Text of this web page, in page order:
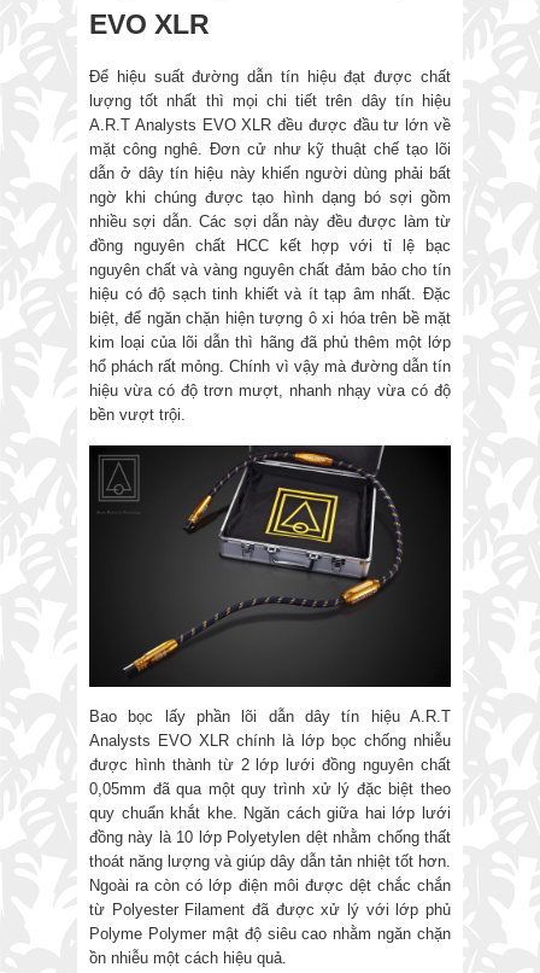
EVO XLR
Để hiệu suất đường dẫn tín hiệu đạt được chất
lượng tốt nhất thì mọi chi tiết trên dây tín hiệu
A.R.T Analysts EVO XLR đều được đầu tư lớn về
mặt công nghê. Đơn cử như kỹ thuật chế tạo lõi
dẫn ở dây tín hiệu này khiến người dùng phải bất
ngờ khi chúng được tạo hình dạng bó sợi gồm
nhiều sợi dẫn. Các sợi dẫn này đều được làm từ
đồng nguyên chất HCC kết hợp với tỉ lệ bạc
nguyên chất và vàng nguyên chất đảm bảo cho tín
hiệu có độ sạch tinh khiết và ít tạp âm nhất. Đặc
biệt, để ngăn chặn hiện tượng ô xi hóa trên bề mặt
kim loại của lõi dẫn thì hãng đã phủ thêm một lớp
hổ phách rất mỏng. Chính vì vậy mà đường dẫn tín
hiệu vừa có độ trơn mượt, nhanh nhạy vừa có độ
bền vượt trội.
Bao bọc lấy phần lõi dẫn dây tín hiệu A.R.T
Analysts EVO XLR chính là lớp bọc chống nhiễu
được hình thành từ 2 lớp lưới đồng nguyên chất
0,05mm đã qua một quy trình xử lý đặc biệt theo
quy chuẩn khắt khe. Ngăn cách giữa hai lớp lưới
đồng này là 10 lớp Polyetylen dệt nhằm chống thất
thoát năng lượng và giúp dây dẫn tản nhiệt tốt hơn.
Ngoài ra còn có lớp điện môi được dệt chắc chắn
từ Polyester Filament đã được xử lý với lớp phủ
Polyme Polymer mật độ siêu cao nhằm ngăn chặn
ồn nhiễu một cách hiệu quả.